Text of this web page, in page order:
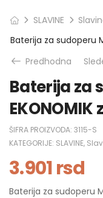
SLAVINE
Baterija za sudoperu
Predhodna
Baterija za
ŠIFRA PROIZVODA: 3115-S
KATEGORIJE: SLAVINE,
3.901rsd
Baterija za sudoperu